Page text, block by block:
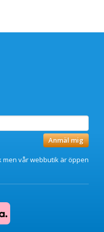
Anmäl mig
men vår webbutik är öppen